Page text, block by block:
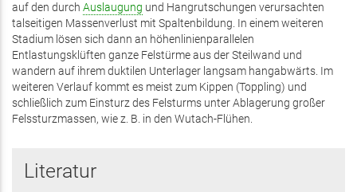
auf den durch Auslaugung und Hangrutschungen verursachten
talseitigen Massenverlust mit Spaltenbildung. In einem weiteren
Stadium lösen sich dann an höhenlinienparallelen
Entlastungsklüften ganze Felstürme aus der Steilwand und
wandern auf ihrem duktilen Unterlager langsam hangabwärts. Im
weiteren Verlauf kommt es meist zum Kippen (Toppling) und
schließlich zum Einsturz des Felsturms unter Ablagerung großer
Felssturzmassen, wie z. B. in den Wutach-Flühen.
Literatur